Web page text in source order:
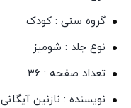
گروه سنی : کودک
نوع جلد : شومیز
تعداد صفحه : 36
نویسنده : نازنین آیگانی